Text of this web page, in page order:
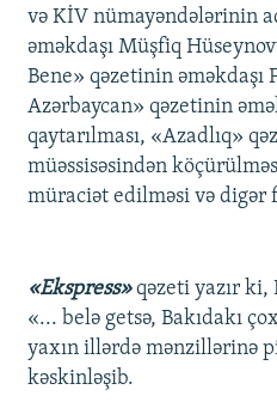
və KİV nümayəndələrinin
əməkdaşı Müşfiq
Bene» qəzetinin
Azərbaycan» qəzetinin
qaytarılması, «Azadlıq»
müəssisəsindən
müraciət edilməsi və digər
«Ekspress» qəzeti yazır ki,
«... belə getsə, Bakıdakı
yaxın illərdə mənzillərinə
kəskinləşib.